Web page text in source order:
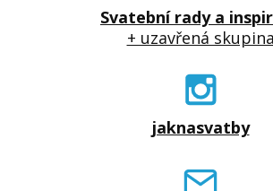
Svatební rady a
+ uzavřená skupina
jaknasvatby